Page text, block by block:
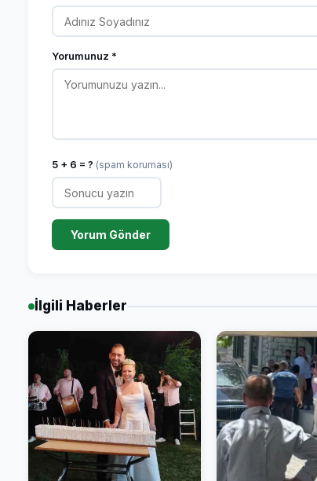
Yorumunuz *
5 + 6 = ? (spam koruması)
Yorum Gönder
İlgili Haberler